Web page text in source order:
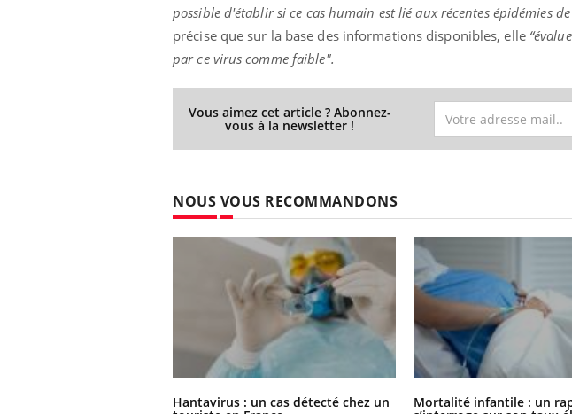
possible d'établir si ce cas humain est lié aux récentes épidémies de
précise que sur la base des informations disponibles, elle
par ce virus comme faible".
Vous aimez cet article ? Abonnez-
vous à la newsletter !
NOUS VOUS RECOMMANDONS
Hantavirus : un cas détecté chez un Mortalité infantile : un